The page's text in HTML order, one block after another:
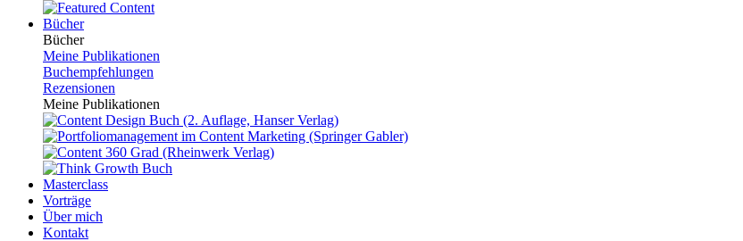
Bücher
Bücher
Meine Publikationen
Buchempfehlungen
Rezensionen
Meine Publikationen
Masterclass
Vorträge
Über mich
Kontakt